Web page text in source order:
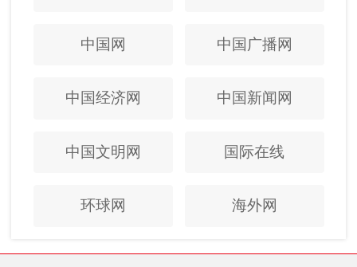
中国网 中国广播网
中国经济网 中国新闻网
中国文明网 国际在线
环球网 海外网